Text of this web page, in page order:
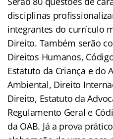
disciplinas
integrantes do currículo
Direito. Também serão
Direitos Humanos,
Estatuto da Criança e do
Ambiental, Direito
Direito, Estatuto da
Regulamento Geral e
da OAB. Já a prova